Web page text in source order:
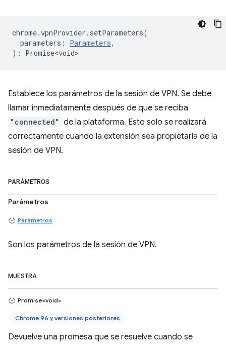
chrome.vpnProvider . setParameters(
parameters : Parameters,
) : Promise<void>
Establece los parámetros de la sesión de VPN. Se debe
llamar inmediatamente después de que se reciba
"connected" de la plataforma. Esto solo se realizará
correctamente cuando la extensión sea propietaria de la
sesión de VPN.
PARÁMETROS
Parámetros
Parámetros
Son los parámetros de la sesión de VPN.
MUESTRA
Promise<void>
Chrome 96 y versiones posteriores
Devuelve una promesa que se resuelve cuando se